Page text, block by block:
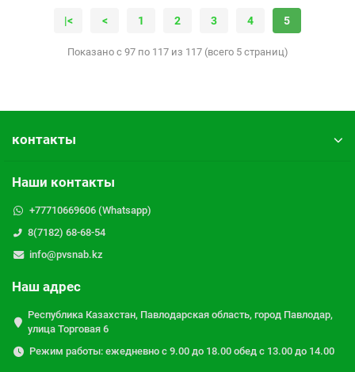
|< < 1 2 3 4 5
Показано с 97 по 117 из 117 (всего 5 страниц)
контакты
Наши контакты
+77710669606 (Whatsapp)
8(7182) 68-68-54
info@pvsnab.kz
Наш адрес
Республика Казахстан, Павлодарская область, город Павлодар,
улица Торговая 6
Режим работы: ежедневно с 9.00 до 18.00 обед с 13.00 до 14.00